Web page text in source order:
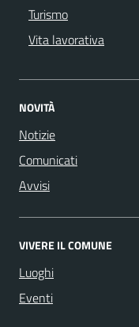
Turismo
Vita lavorativa
NOVITÀ
Notizie
Comunicati
Avvisi
VIVERE IL COMUNE
Luoghi
Eventi